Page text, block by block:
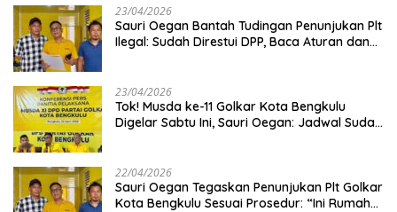
23/04/2026
Sauri Oegan Bantah Tudingan Penunjukan Plt
Ilegal: Sudah Direstui DPP, Baca Aturan dan
23/04/2026
‎Tok! Musda ke-11 Golkar Kota Bengkulu
Digelar Sabtu Ini, Sauri Oegan: Jadwal Sudah
22/04/2026
Sauri Oegan Tegaskan Penunjukan Plt Golkar
Kota Bengkulu Sesuai Prosedur: “Ini Rumah